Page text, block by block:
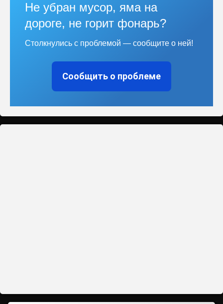
Не убран мусор, яма на
дороге, не горит фонарь?
Столкнулись с проблемой — сообщите о ней!
Сообщить о проблеме